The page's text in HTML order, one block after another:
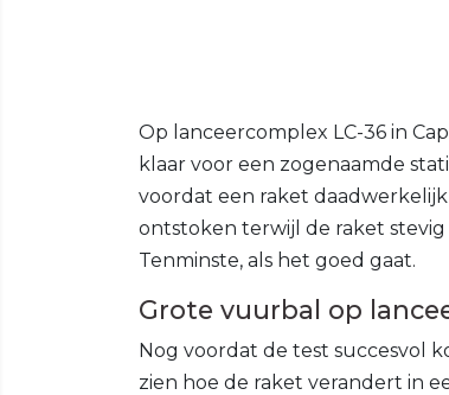
Op lanceercomplex LC-36 in
klaar voor een zogenaamde
voordat een raket
ontstoken terwijl de raket
Tenminste, als het goed gaat.
Grote vuurbal op
Nog voordat de test succesvol
zien hoe de raket verandert in